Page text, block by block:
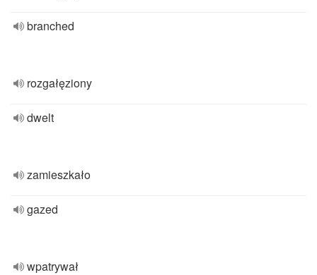
branched
rozgałęziony
dwelt
zamieszkało
gazed
wpatrywał